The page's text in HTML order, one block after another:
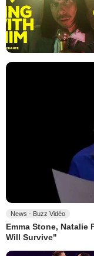
News - Buzz Vidéo
Emma Stone, Natalie
Will Survive"